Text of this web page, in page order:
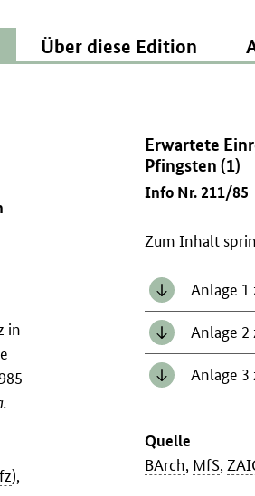
Über diese Edition
Erwartete
Pfingsten (1)
Info Nr. 211/85
Zum Inhalt
Anlage
Anlage
Anlage
Quelle
BArch, MfS,
in
),